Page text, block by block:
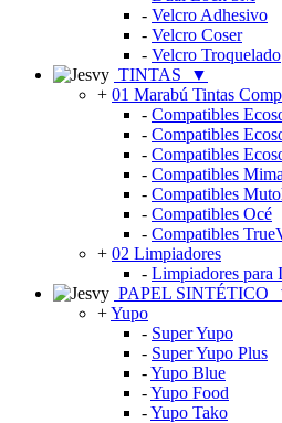
- Velcro Adhesivo
- Velcro Coser
- Velcro Troquelado
TINTAS
▼
+ 01 Marabú Tintas
- Compatibles
- Compatibles
- Compatibles
- Compatibles
- Compatibles
- Compatibles Océ
- Compatibles
+ 02 Limpiadores
- Limpiadores para
PAPEL SINTÉTICO
+Yupo
- Super Yupo
- Super Yupo Plus
-Yupo Blue
-Yupo Food
-Yupo Tako